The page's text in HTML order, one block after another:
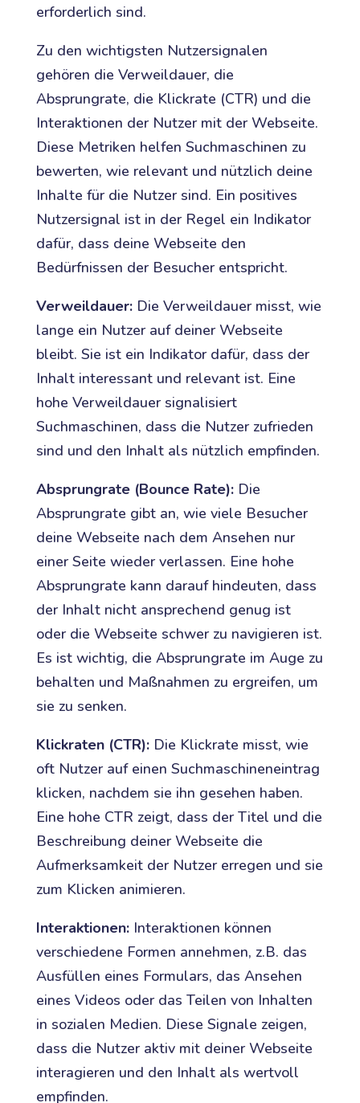
erforderlich sind.
Zu den wichtigsten Nutzersignalen
gehören die Verweildauer, die
Absprungrate, die Klickrate (CTR) und die
Interaktionen der Nutzer mit der Webseite.
Diese Metriken helfen Suchmaschinen zu
bewerten, wie relevant und nützlich deine
Inhalte für die Nutzer sind. Ein positives
Nutzersignal ist in der Regel ein Indikator
dafür, dass deine Webseite den
Bedürfnissen der Besucher entspricht.
Verweildauer:Die Verweildauer misst, wie
lange ein Nutzer auf deiner Webseite
bleibt. Sie ist ein Indikator dafür, dass der
Inhalt interessant und relevant ist. Eine
hohe Verweildauer signalisiert
Suchmaschinen, dass die Nutzer zufrieden
sind und den Inhalt als nützlich empfinden.
Absprungrate (Bounce Rate):Die
Absprungrate gibt an, wie viele Besucher
deine Webseite nach dem Ansehen nur
einer Seite wieder verlassen. Eine hohe
Absprungrate kann darauf hindeuten, dass
der Inhalt nicht ansprechend genug ist
oder die Webseite schwer zu navigieren ist.
Es ist wichtig, die Absprungrate im Auge zu
behalten und Maßnahmen zu ergreifen, um
sie zu senken.
Klickraten (CTR):Die Klickrate misst, wie
oft Nutzer auf einen Suchmaschineneintrag
klicken, nachdem sie ihn gesehen haben.
Eine hohe CTR zeigt, dass der Titel und die
Beschreibung deiner Webseite die
Aufmerksamkeit der Nutzer erregen und sie
zum Klicken animieren.
Interaktionen:Interaktionen können
verschiedene Formen annehmen, z.B. das
Ausfüllen eines Formulars, das Ansehen
eines Videos oder das Teilen von Inhalten
in sozialen Medien. Diese Signale zeigen,
dass die Nutzer aktiv mit deiner Webseite
interagieren und den Inhalt als wertvoll
empfinden.